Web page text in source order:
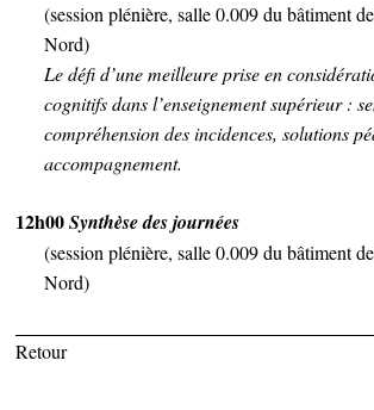
(session plénière, salle 0.009 du bâtiment
Nord)
Le défi d’une meilleure prise en
cognitifs dans l’enseignement supérieur :
compréhension des incidences, solutions
accompagnement.
12h00Synthèse des journées
(session plénière, salle 0.009 du bâtiment
Nord)
Retour